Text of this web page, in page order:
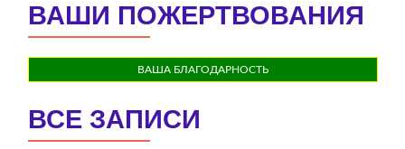
ВАШИ ПОЖЕРТВОВАНИЯ
ВАША БЛАГОДАРНОСТЬ
ВСЕ ЗАПИСИ